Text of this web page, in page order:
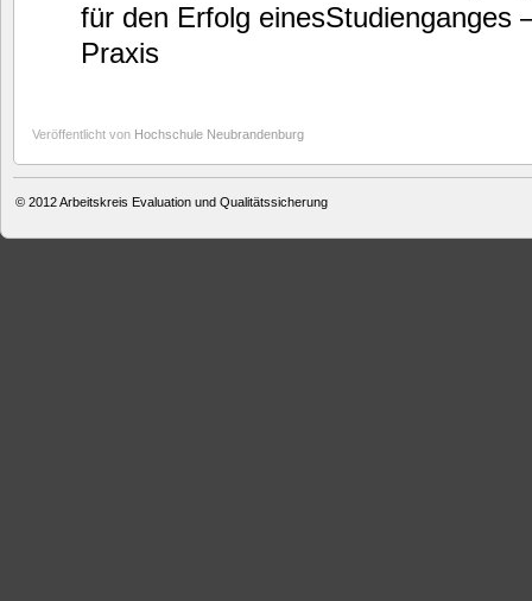
für den Erfolg einesStudienganges
Praxis
Veröffentlicht von Hochschule Neubrandenburg
© 2012Arbeitskreis Evaluation und Qualitätssicherung